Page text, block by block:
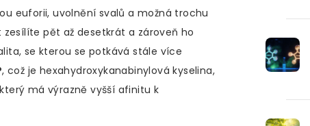
euforii, uvolnění svalů a možná trochu
pět až desetkrát a zároveň ho
se kterou se potkává stále více
, což je hexahydroxykanabinylová kyselina,
má výrazně vyšší afinitu k